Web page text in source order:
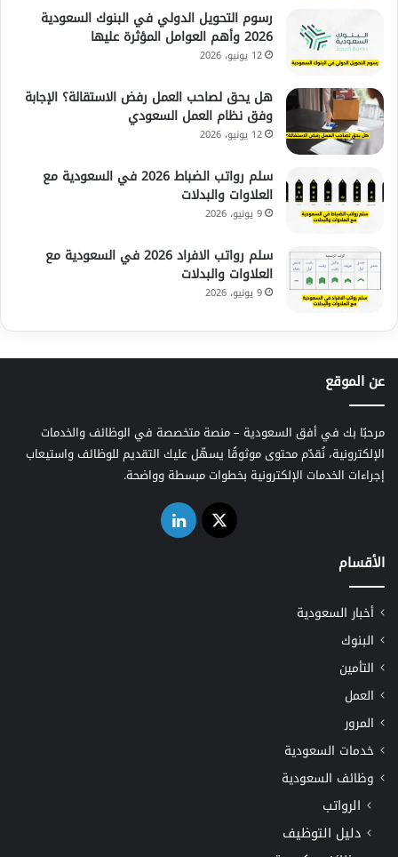
رسوم التحويل الدولي في البنوك السعودية
2026 وأهم العوامل المؤثرة عليها
12 يونيو، 2026
هل يحق لصاحب العمل رفض الاستقالة؟ الإجابة
وفق نظام العمل السعودي
12 يونيو، 2026
سلم رواتب الضباط 2026 في السعودية مع
العلاوات والبدلات
9 يونيو، 2026
سلم رواتب الافراد 2026 في السعودية مع
العلاوات والبدلات
9 يونيو، 2026
عن الموقع
مرحبًا بك في أفق السعودية – منصة متخصصة في الوظائف والخدمات
الإلكترونية، نُقدّم محتوى موثوقًا يسهّل عليك التقديم للوظائف واستيعاب
إجراءات الخدمات الإلكترونية بخطوات مبسطة وواضحة.
‫X لينكدإن
الأقسام
أخبار السعودية
البنوك
التأمين
العمل
المرور
خدمات السعودية
وظائف السعودية
الرواتب
دليل التوظيف